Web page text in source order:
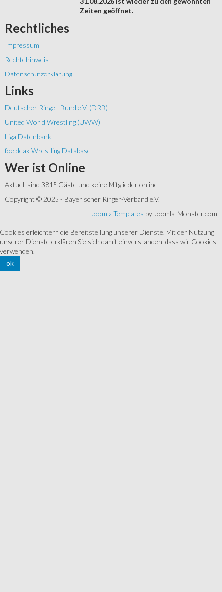
Zeiten geöffnet.
Rechtliches
Impressum
Rechtehinweis
Datenschutzerklärung
Links
Deutscher Ringer-Bund e.V. (DRB)
United World Wrestling (UWW)
Liga Datenbank
foeldeak Wrestling Database
Wer ist Online
Aktuell sind 3815 Gäste und keine Mitglieder online
Copyright © 2025 - Bayerischer Ringer-Verband e.V.
Joomla Templates by Joomla-Monster.com
Cookies erleichtern die Bereitstellung unserer Dienste. Mit der Nutzung
unserer Dienste erklären Sie sich damit einverstanden, dass wir Cookies
verwenden.
ok